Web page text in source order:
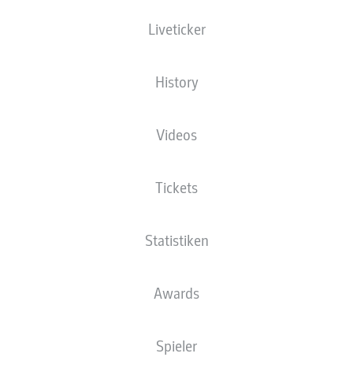
Liveticker
History
Videos
Tickets
Statistiken
Awards
Spieler
15.04.1985
NEWS